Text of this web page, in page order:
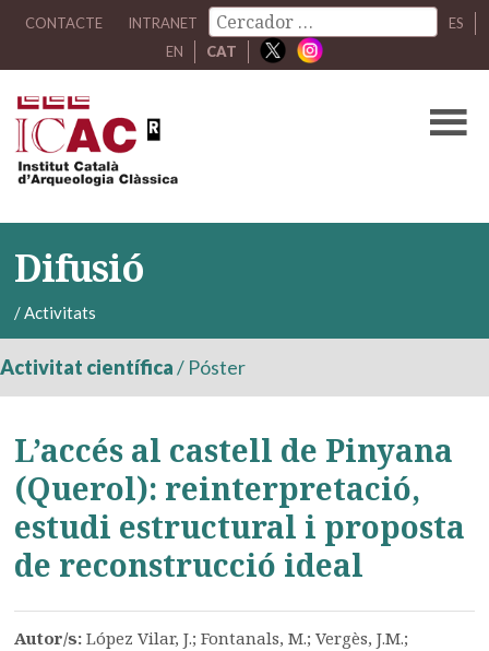
CONTACTE INTRANET
ES
EN
CAT
Difusió
/Activitats
Activitat científica/ Póster
L’accés al castell de Pinyana
(Querol): reinterpretació,
estudi estructural i proposta
de reconstrucció ideal
Autor/s:López Vilar, J.; Fontanals, M.; Vergès, J.M.;